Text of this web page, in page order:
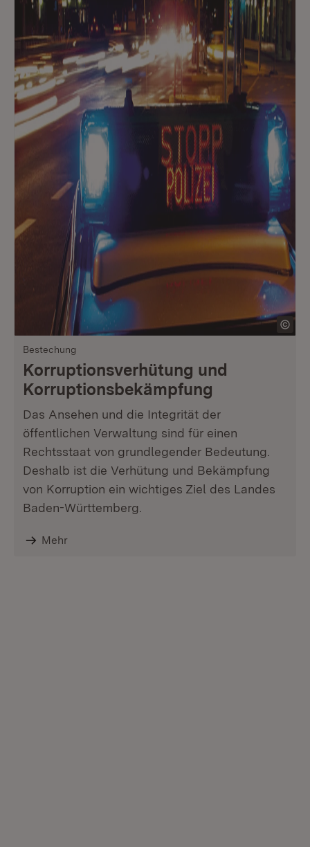
Bestechung
Korruptionsverhütung und
Korruptionsbekämpfung
Das Ansehen und die Integrität der
öffentlichen Verwaltung sind für einen
Rechtsstaat von grundlegender Bedeutung.
Deshalb ist die Verhütung und Bekämpfung
von Korruption ein wichtiges Ziel des Landes
Baden-Württemberg.
Mehr